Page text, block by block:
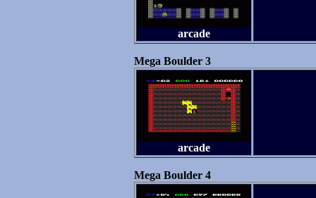
arcade
Mega Boulder 3
arcade
Mega Boulder 4